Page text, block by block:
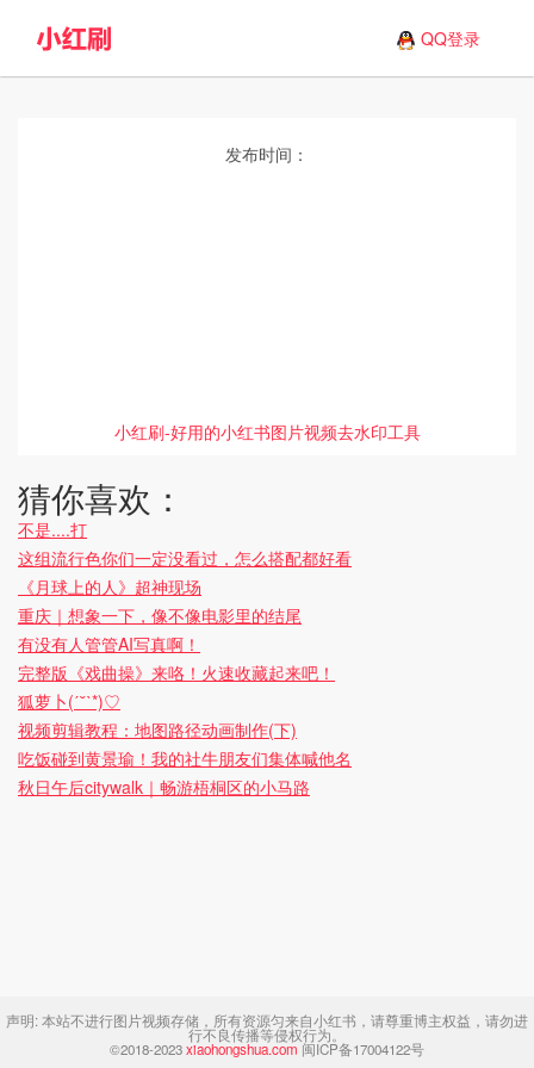
QQ登录
发布时间：
小红刷-好用的小红书图片视频去水印工具
猜你喜欢：
不是....打
这组流行色你们一定没看过，怎么搭配都好看
《月球上的人》超神现场
重庆｜想象一下，像不像电影里的结尾
有没有人管管AI写真啊！
完整版《戏曲操》来咯！火速收藏起来吧！
狐萝卜(ˊ˘ˋ*)♡
视频剪辑教程：地图路径动画制作(下)
吃饭碰到黄景瑜！我的社牛朋友们集体喊他名
秋日午后citywalk｜畅游梧桐区的小马路
声明:本站不进行图片视频存储，所有资源匀来自小红书，请尊重博主权益，请勿进
行不良传播等侵权行为。
©2018-2023xiaohongshua.com 闽ICP备17004122号